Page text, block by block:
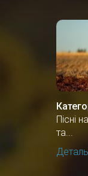
Пісні
та...